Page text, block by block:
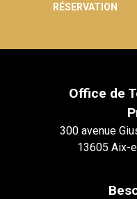
RÉSERVATION
Office de
300 avenue
13605 Aix-